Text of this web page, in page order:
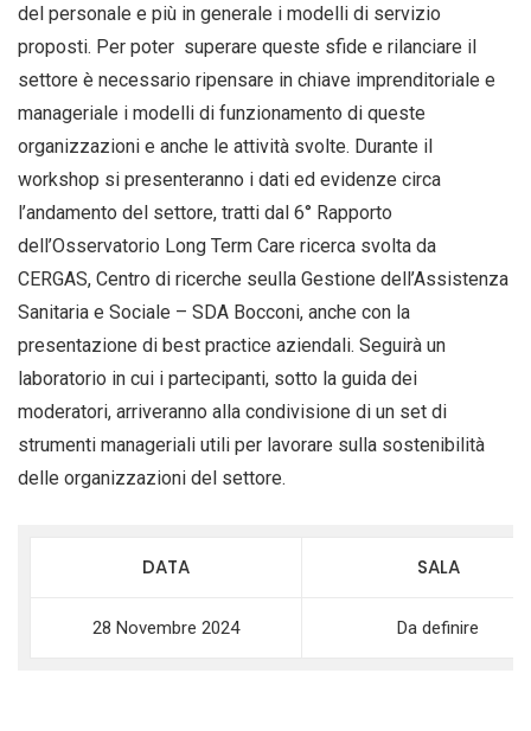
del personale e più in generale i modelli di servizio
proposti. Per poter superare queste sfide e rilanciare il
settore è necessario ripensare in chiave imprenditoriale e
manageriale i modelli di funzionamento di queste
organizzazioni e anche le attività svolte. Durante il
workshop si presenteranno i dati ed evidenze circa
l’andamento del settore, tratti dal 6° Rapporto
dell’Osservatorio Long Term Care ricerca svolta da
CERGAS, Centro di ricerche seulla Gestione dell’Assistenza
Sanitaria e Sociale – SDA Bocconi, anche con la
presentazione di best practice aziendali. Seguirà un
laboratorio in cui i partecipanti, sotto la guida dei
moderatori, arriveranno alla condivisione di un set di
strumenti manageriali utili per lavorare sulla sostenibilità
delle organizzazioni del settore.
DATA SALA
28 Novembre 2024 Da definire